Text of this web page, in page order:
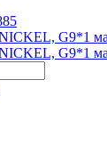
G9*1
G9*1